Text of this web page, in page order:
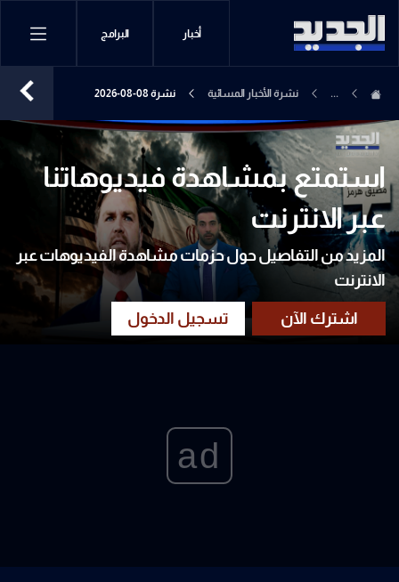
أخبار البرامج
... نشرة الأخبار المسائية نشرة 08-08-2026
استمتع بمشاهدة فيديوهاتنا
عبر الانترنت
المزيد من التفاصيل حول حزمات مشاهدة الفيديوهات عبر
الانترنت
ad